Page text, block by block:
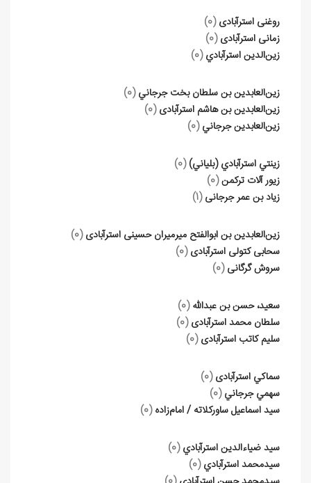
روغنی استرآبادی (0)
زمانی استرآبادی (0)
زين‌الدين استرآبادي (0)
زين‌العابدين بن سلطان بخت جرجاني (0)
زين‌العابدين بن هاشم استرآبادی (0)
زين‌العابدين جرجاني (0)
زينتي استرآبادي (بلياني) (0)
زيور آلات تركمن(0)
زیاد بن عمر جرجانی (1)
زین‌العابدین بن ابوالفتح میرمیران حسینی استرآبادی (0)
سحابی کتولی استرآبادی (0)
سروش گرگانی (0)
سعيد، حسن بن عبدالله (0)
سلطان محمد استرآبادی (0)
سلیم کاتب استرآبادی (0)
سماكي استرآبادی (0)
سهمي جرجاني (0)
سيد اسماعيل ساوركلاته / امام‌زاده (0)
سيد ضياء‌الدين استرآبادي (0)
سيدمحمد استرآبادي (0)